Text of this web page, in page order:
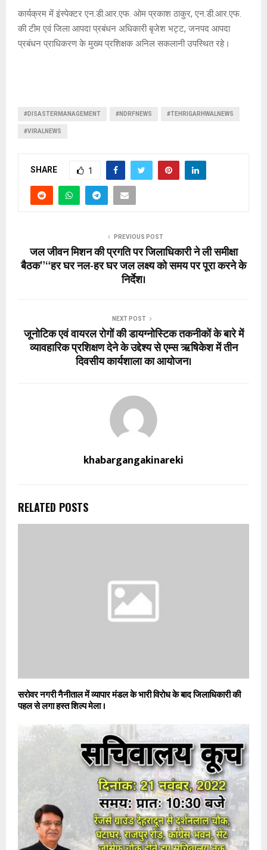
कार्यक्रम में इंस्पेक्टर एन.डी.आर.एफ. ओम प्रकाश ठाकुर, एन.डी.आर.एफ.
की टीम एवं जिला आपदा प्रबंधन अधिकारी बृजेश भट्ट, जनपद आपदा
प्रबंधन प्राधिकरण के मुख्य प्रशिक्षक अनिल सकलानी उपस्थित रहे।
#DISASTERMANAGEMENT #NDRFNEWS #TEHRIGARHWALNEWS
#VIRALNEWS
SHARE 1
PREVIOUS POST
जल जीवन मिशन की प्रगति पर जिलाधिकारी ने ली समीक्षा
बैठक” “हर घर नल-हर घर जल लक्ष्य को समय पर पूरा करने के
निर्देश।
NEXT POST
जूनोटिक एवं वायरल रोगों की डायग्नोस्टिक तकनीकों के बारे में
व्यावहारिक प्रशिक्षण देने के उद्देश्य से एम्स ऋषिकेश में तीन
दिवसीय कार्यशाला का आयोजन।
khabargangakinareki
RELATED POSTS
सरोवर नगरी नैनीताल में व्यापार मंडल के भारी विरोध के बाद जिलाधिकारी की
पहल से लगा हस्त शिल्प मेला ।